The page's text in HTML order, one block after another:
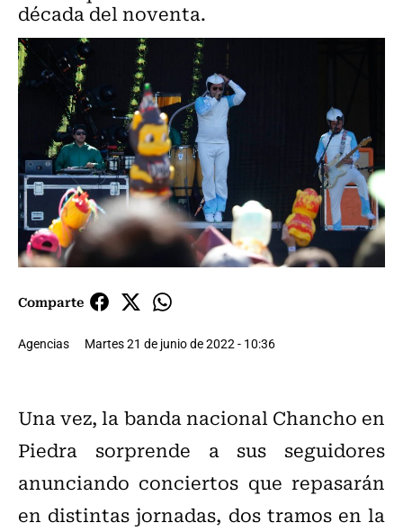
década del noventa.
Comparte
Agencias Martes 21 de junio de 2022 - 10:36
Una vez, la banda nacional Chancho en
Piedra sorprende a sus seguidores
anunciando conciertos que repasarán
en distintas jornadas, dos tramos en la